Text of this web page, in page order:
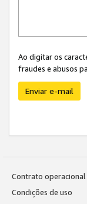
Ao digitar os
fraudes e abusos
Enviar e-mail
Contrato operacional
Condições de uso